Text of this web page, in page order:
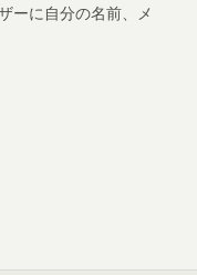
ーに自分の名前、メ